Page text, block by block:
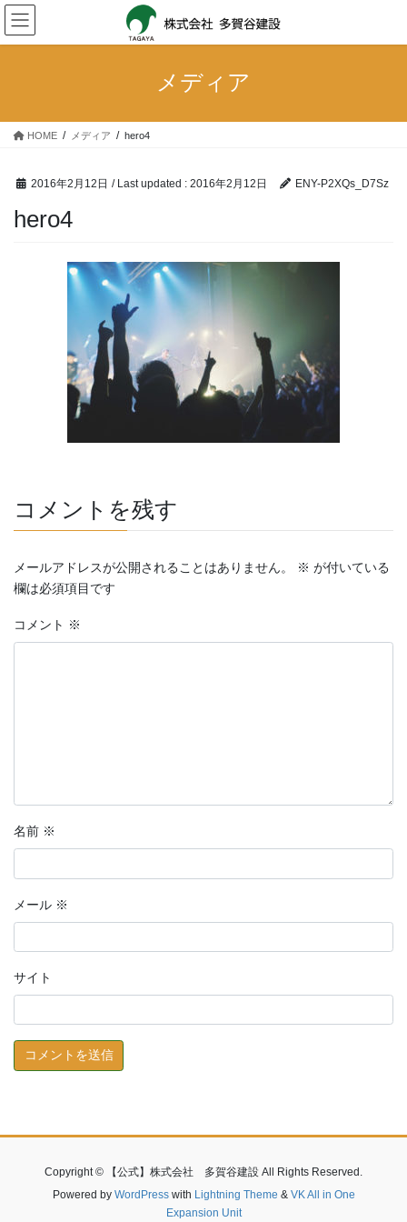
Skip
the
Skip
the
メディア
HOME メディア hero4
2016年2月12日 / Last updated : 2016年2月12日 ENY-P2XQs_D7Sz
hero4
コメントを残す
メールアドレスが公開されることはありません。 ※ が付いている
欄は必須項目です
コメント ※
名前 ※
メール ※
サイト
Copyright © 【公式】株式会社 多賀谷建設 All Rights Reserved.
Powered by WordPresswith Lightning Theme & VK All in One
Expansion Unit